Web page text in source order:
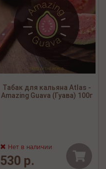
Табак для кальяна Atlas -
Amazing Guava (Гуава) 100г
Нет в наличии
530 р.